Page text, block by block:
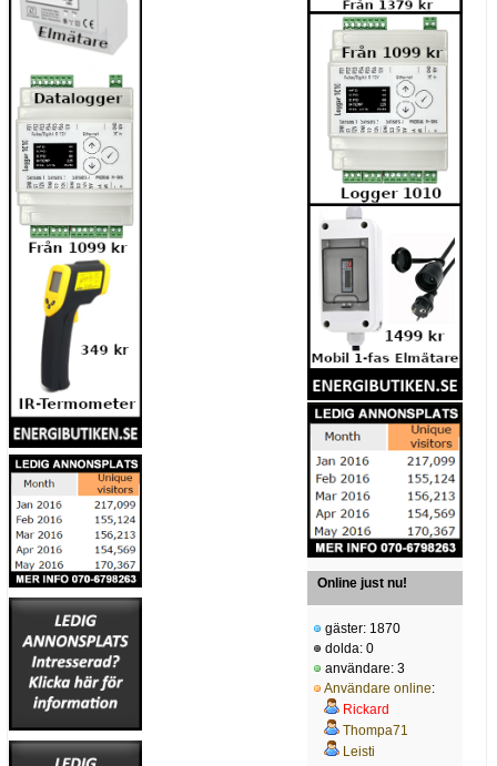
Online just nu!
gäster: 1870
dolda: 0
användare: 3
Användare online:
Rickard
Thompa71
Leisti